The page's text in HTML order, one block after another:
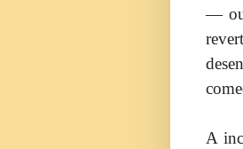
— ou
A